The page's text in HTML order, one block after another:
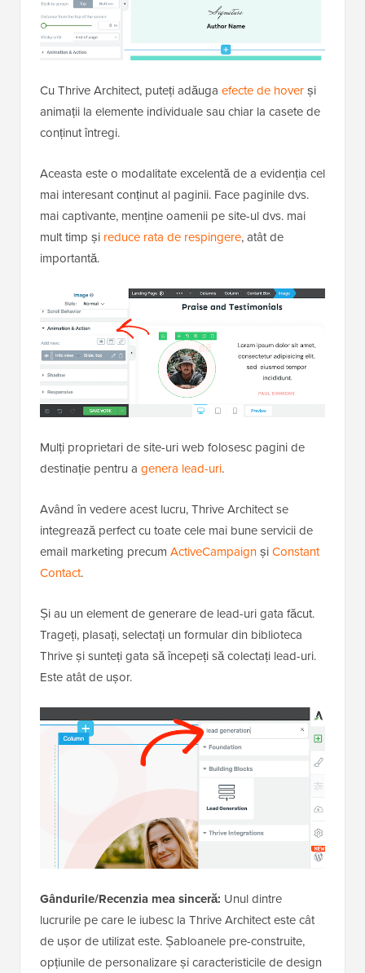
Cu Thrive Architect, puteți adăuga efecte de hoverși
animații la elemente individuale sau chiar la casete de
conținut întregi.
Aceasta este o modalitate excelentă de a evidenția cel
mai interesant conținut al paginii. Face paginile dvs.
mai captivante, menține oamenii pe site-ul dvs. mai
mult timp și reduce rata de respingere, atât de
importantă.
Mulți proprietari de site-uri web folosesc pagini de
destinație pentru a genera lead-uri.
Având în vedere acest lucru, Thrive Architect se
integrează perfect cu toate cele mai bune servicii de
email marketing precum ActiveCampaignșiConstant
Contact.
Și au un element de generare de lead-uri gata făcut.
Trageți, plasați, selectați un formular din biblioteca
Thrive și sunteți gata să începeți să colectați lead-uri.
Este atât de ușor.
Gândurile/Recenzia mea sinceră: Unul dintre
lucrurile pe care le iubesc la Thrive Architect este cât
de ușor de utilizat este. Șabloanele pre-construite,
opțiunile de personalizare și caracteristicile de design